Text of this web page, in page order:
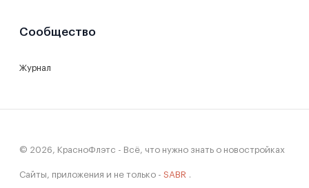
Сообщество
Журнал
© 2026, КрасноФлэтс - Всё, что нужно знать о новостройках
Сайты, приложения и не только - SABR .